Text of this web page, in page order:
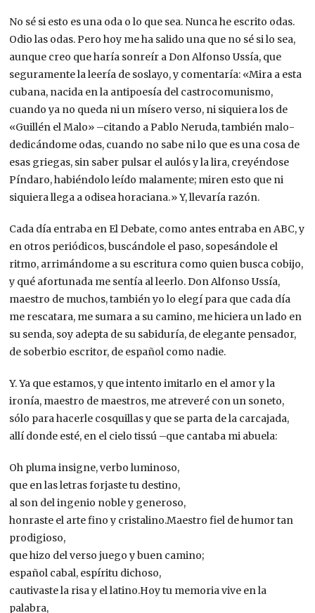
No sé si esto es una oda o lo que sea. Nunca he escrito odas.
Odio las odas. Pero hoy me ha salido una que no sé si lo sea,
aunque creo que haría sonreír a Don Alfonso Ussía, que
seguramente la leería de soslayo, y comentaría: «Mira a esta
cubana, nacida en la antipoesía del castrocomunismo,
cuando ya no queda ni un mísero verso, ni siquiera los de
«Guillén el Malo» –citando a Pablo Neruda, también malo-
dedicándome odas, cuando no sabe ni lo que es una cosa de
esas griegas, sin saber pulsar el aulós y la lira, creyéndose
Píndaro, habiéndolo leído malamente; miren esto que ni
siquiera llega a odisea horaciana.» Y, llevaría razón.
Cada día entraba en El Debate, como antes entraba en ABC, y
en otros periódicos, buscándole el paso, sopesándole el
ritmo, arrimándome a su escritura como quien busca cobijo,
y qué afortunada me sentía al leerlo. Don Alfonso Ussía,
maestro de muchos, también yo lo elegí para que cada día
me rescatara, me sumara a su camino, me hiciera un lado en
su senda, soy adepta de su sabiduría, de elegante pensador,
de soberbio escritor, de español como nadie.
Y. Ya que estamos, y que intento imitarlo en el amor y la
ironía, maestro de maestros, me atreveré con un soneto,
sólo para hacerle cosquillas y que se parta de la carcajada,
allí donde esté, en el cielo tissú –que cantaba mi abuela:
Oh pluma insigne, verbo luminoso,
que en las letras forjaste tu destino,
al son del ingenio noble y generoso,
honraste el arte fino y cristalino.Maestro fiel de humor tan
prodigioso,
que hizo del verso juego y buen camino;
español cabal, espíritu dichoso,
cautivaste la risa y el latino.Hoy tu memoria vive en la
palabra,